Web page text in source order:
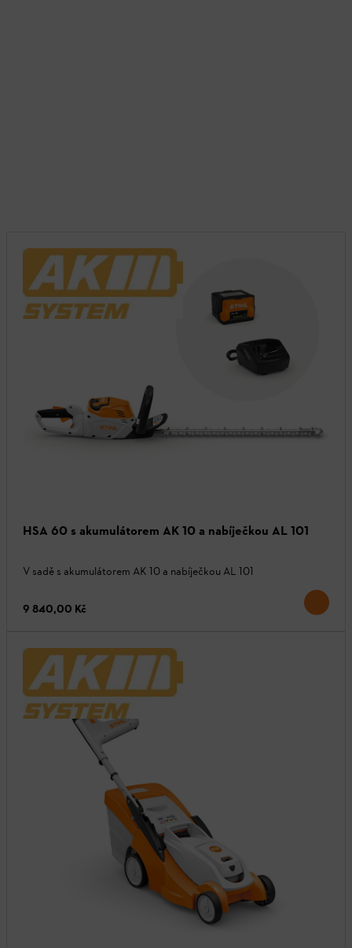
HSA 60 s akumulátorem AK 10 a nabíječkou AL 101
V sadě s akumulátorem AK 10 a nabíječkou AL 101
9 840,00 Kč